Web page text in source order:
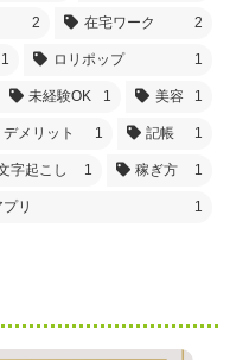
2 在宅ワーク 2
1 ロリポップ 1
未経験OK 1 美容 1
デメリット 1 記帳 1
字起こし 1 稼ぎ方 1
プリ 1